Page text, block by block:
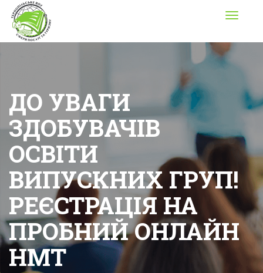
Toggle
ДО УВАГИ
ЗДОБУВАЧІВ
ОСВІТИ
ВИПУСКНИХ ГРУП!
РЕЄСТРАЦІЯ НА
ПРОБНИЙ ОНЛАЙН
НМТ